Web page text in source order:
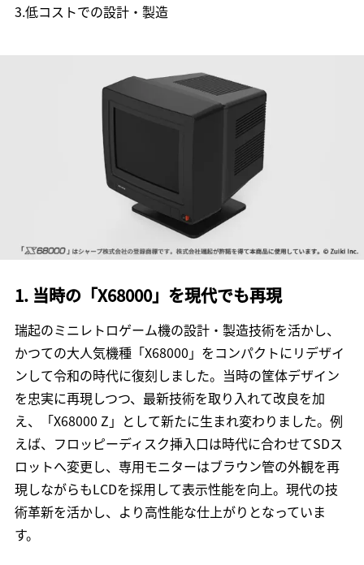
3.低コストでの設計・製造
1. 当時の「X68000」を現代でも再現
瑞起のミニレトロゲーム機の設計・製造技術を活かし、
かつての大人気機種「X68000」をコンパクトにリデザイ
ンして令和の時代に復刻しました。当時の筐体デザイン
を忠実に再現しつつ、最新技術を取り入れて改良を加
え、「X68000 Z」として新たに生まれ変わりました。例
えば、フロッピーディスク挿入口は時代に合わせてSDス
ロットへ変更し、専用モニターはブラウン管の外観を再
現しながらもLCDを採用して表示性能を向上。現代の技
術革新を活かし、より高性能な仕上がりとなっていま
す。